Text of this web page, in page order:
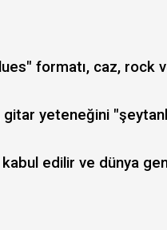
formatı, caz, rock
yeteneğini
edilir ve dünya